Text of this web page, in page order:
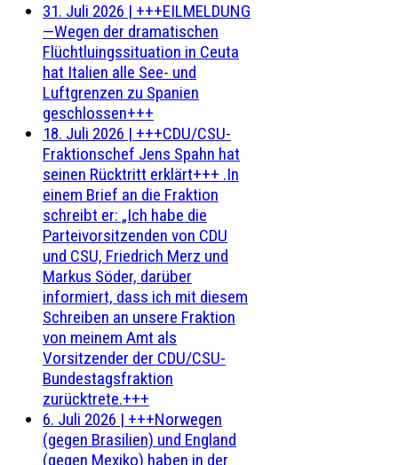
31. Juli 2026 | +++EILMELDUNG
—Wegen der dramatischen
Flüchtluingssituation in Ceuta
hat Italien alle See- und
Luftgrenzen zu Spanien
geschlossen+++
18. Juli 2026 | +++CDU/CSU-
Fraktionschef Jens Spahn hat
seinen Rücktritt erklärt+++ .In
einem Brief an die Fraktion
schreibt er: „Ich habe die
Parteivorsitzenden von CDU
und CSU, Friedrich Merz und
Markus Söder, darüber
informiert, dass ich mit diesem
Schreiben an unsere Fraktion
von meinem Amt als
Vorsitzender der CDU/CSU-
Bundestagsfraktion
zurücktrete.+++
6. Juli 2026 | +++Norwegen
(gegen Brasilien) und England
(gegen Mexiko) haben in der